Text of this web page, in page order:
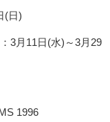
(日)
3月11日(水)～3月29
1996